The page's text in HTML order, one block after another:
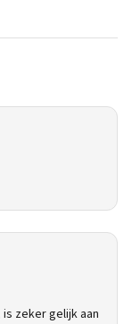
zeker gelijk aan